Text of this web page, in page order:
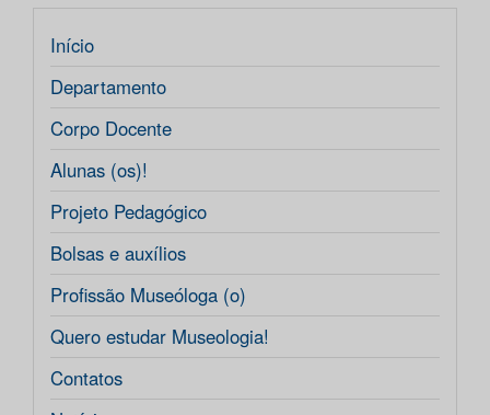
Início
Departamento
Corpo Docente
Alunas (os)!
Projeto Pedagógico
Bolsas e auxílios
Profissão Museóloga (o)
Quero estudar Museologia!
Contatos